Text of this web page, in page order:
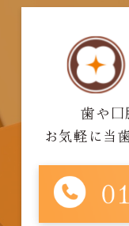
歯や
お気軽に当